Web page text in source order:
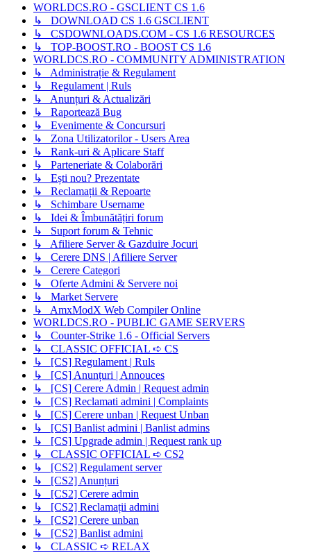
WORLDCS.RO - GSCLIENT CS 1.6
↳ DOWNLOAD CS 1.6 GSCLIENT
↳ CSDOWNLOADS.COM - CS 1.6 RESOURCES
↳ TOP-BOOST.RO - BOOST CS 1.6
WORLDCS.RO - COMMUNITY ADMINISTRATION
↳ Administrație & Regulament
↳ Regulament | Ruls
↳ Anunțuri & Actualizări
↳ Raportează Bug
↳ Evenimente & Concursuri
↳ Zona Utilizatorilor - Users Area
↳ Rank-uri & Aplicare Staff
↳ Parteneriate & Colaborări
↳ Ești nou? Prezentate
↳ Reclamații & Repoarte
↳ Schimbare Username
↳ Idei & Îmbunătățiri forum
↳ Suport forum & Tehnic
↳ Afiliere Server & Gazduire Jocuri
↳ Cerere DNS | Afiliere Server
↳ Cerere Categori
↳ Oferte Admini & Servere noi
↳ Market Servere
↳ AmxModX Web Compiler Online
WORLDCS.RO - PUBLIC GAME SERVERS
↳ Counter-Strike 1.6 - Official Servers
↳ CLASSIC OFFICIAL ➪ CS
↳ [CS] Regulament | Ruls
↳ [CS] Anunțuri | Annouces
↳ [CS] Cerere Admin | Request admin
↳ [CS] Reclamati admini | Complaints
↳ [CS] Cerere unban | Request Unban
↳ [CS] Banlist admini | Banlist admins
↳ [CS] Upgrade admin | Request rank up
↳ CLASSIC OFFICIAL ➪ CS2
↳ [CS2] Regulament server
↳ [CS2] Anunțuri
↳ [CS2] Cerere admin
↳ [CS2] Reclamații admini
↳ [CS2] Cerere unban
↳ [CS2] Banlist admini
↳ CLASSIC ➪ RELAX